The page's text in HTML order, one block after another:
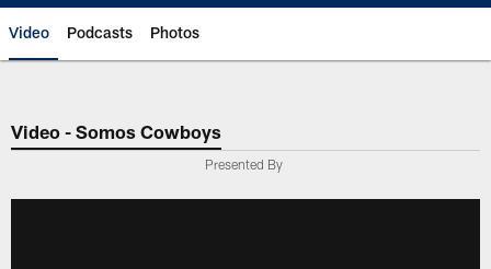
Video Podcasts Photos
Video - Somos Cowboys
Presented By